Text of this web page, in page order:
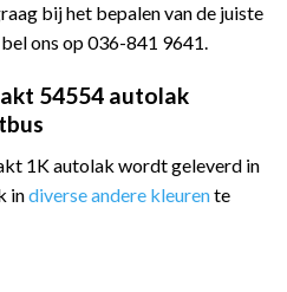
bij het bepalen van de juiste
ons op 036-841 9641.
54554 autolak
1K autolak wordt geleverd in
indiverse andere kleurente